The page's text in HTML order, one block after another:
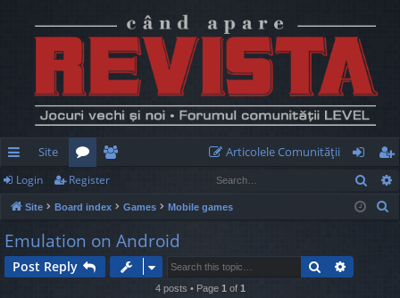
ui
ck
lin
ks
Site
or
u
m
s
e
m
be
Articolele Comunităţii
og
in
eg
ist
Login Register
Site Board index Games Mobile games
Emulation on Android
Post Reply Search
4 posts • Page 1 of 1